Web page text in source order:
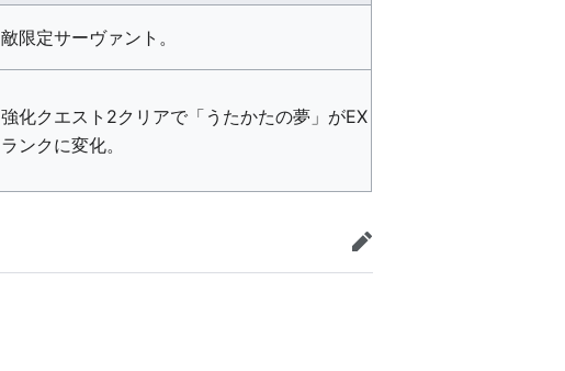
敵限定サーヴァント。
強化クエスト2クリアで「うたかたの夢」がEX
ランクに変化。
編集